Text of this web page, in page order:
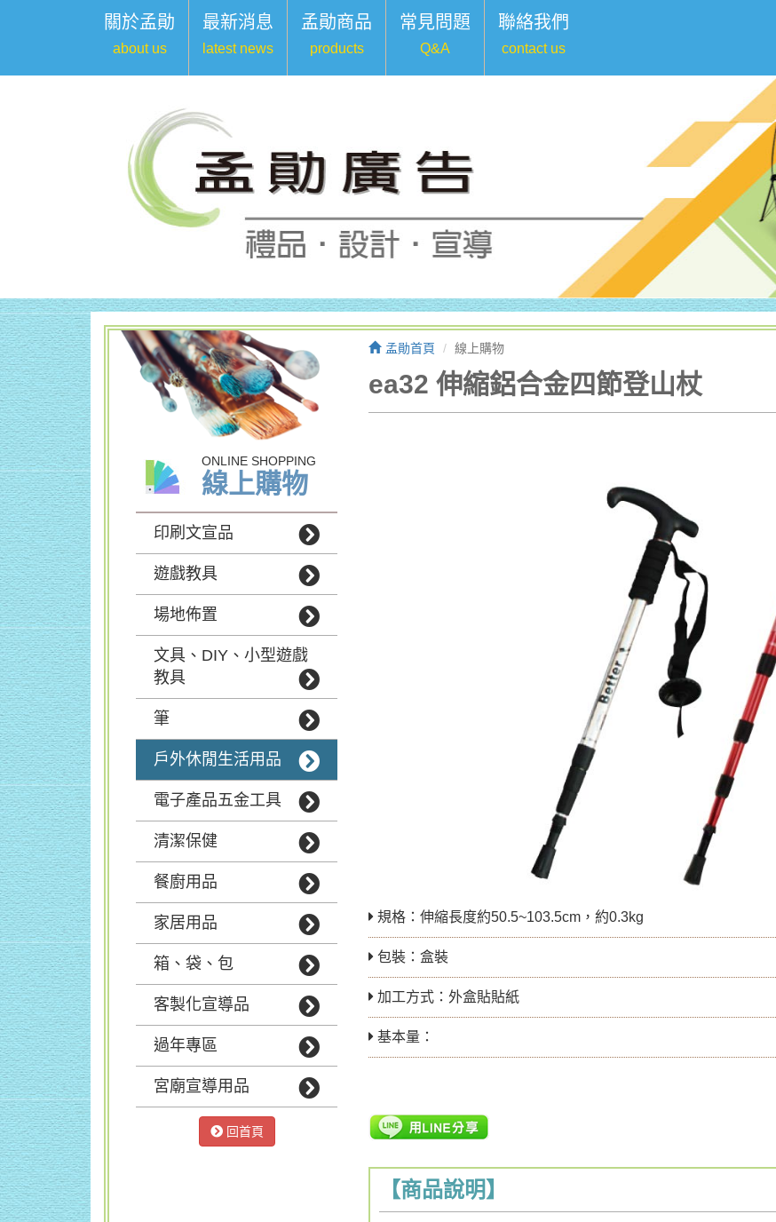
關於孟勛
about us
最新消息
latest news
孟勛商品
products
常見問題
Q&A
聯絡我們
contact us
ONLINE SHOPPING
線上購物
印刷文宣品
遊戲教具
場地佈置
文具、DIY、小型遊戲
教具
筆
戶外休閒生活用品
電子產品五金工具
清潔保健
餐廚用品
家居用品
箱、袋、包
客製化宣導品
過年專區
宮廟宣導用品
回首頁
孟勛首頁 線上購物
ea32 伸縮鋁合金四節登山杖
規格：伸縮長度約50.5~103.5cm，約0.3kg
包裝：盒裝
加工方式：外盒貼貼紙
基本量：
【商品說明】